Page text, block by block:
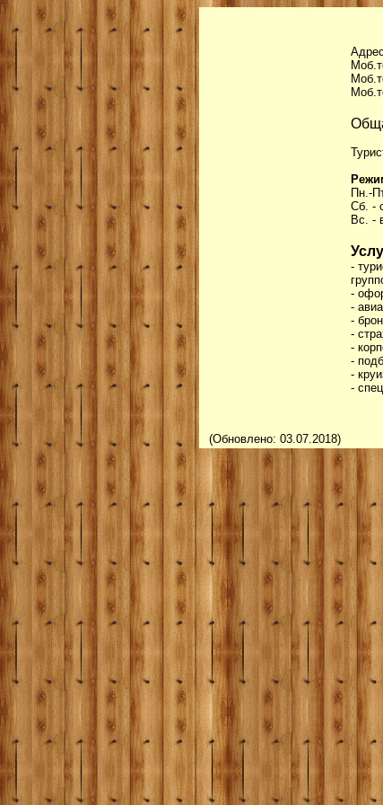
Пн.-
Сб. -
Вс. -
-
-
-
-
-
-
-
-
-
(Обновлено: 03.07.2018)